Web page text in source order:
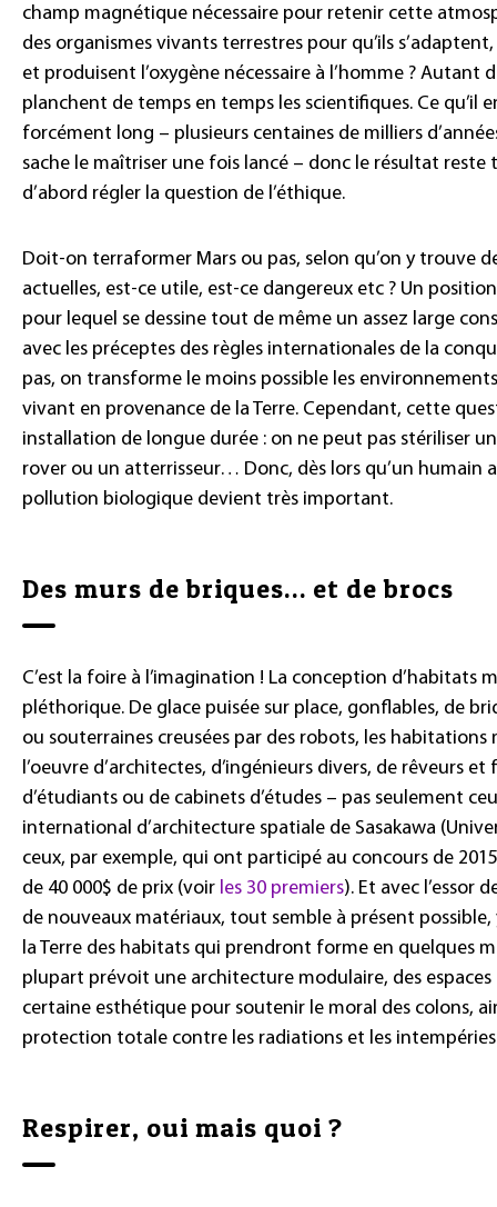
champ magnétique nécessaire pour retenir cette
des organismes vivants terrestres pour qu’ils
et produisent l’oxygène nécessaire à l’homme ? Autant
planchent de temps en temps les scientifiques. Ce qu’il
forcément long – plusieurs centaines de milliers
sache le maîtriser une fois lancé – donc le résultat
d’abord régler la question de l’éthique.
Doit-on terraformer Mars ou pas, selon qu’on y trouve
actuelles, est-ce utile, est-ce dangereux etc ? Un
pour lequel se dessine tout de même un assez large
avec les préceptes des règles internationales de la
pas, on transforme le moins possible les
vivant en provenance de la Terre. Cependant, cette
installation de longue durée : on ne peut pas stériliser
rover ou un atterrisseur… Donc, dès lors qu’un humain
pollution biologique devient très important.
Des murs de briques… et de brocs
C’est la foire à l’imagination ! La conception d’habitats
pléthorique. De glace puisée sur place, gonflables, de
ou souterraines creusées par des robots, les
l’oeuvre d’architectes, d’ingénieurs divers, de rêveurs
d’étudiants ou de cabinets d’études – pas seulement
international d’architecture spatiale de Sasakawa
ceux, par exemple, qui ont participé au concours de
de 40 000$ de prix (voir les 30 premiers). Et avec l’essor
de nouveaux matériaux, tout semble à présent
la Terre des habitats qui prendront forme en quelques
plupart prévoit une architecture modulaire, des
certaine esthétique pour soutenir le moral des colons,
protection totale contre les radiations et les
Respirer, oui mais quoi ?